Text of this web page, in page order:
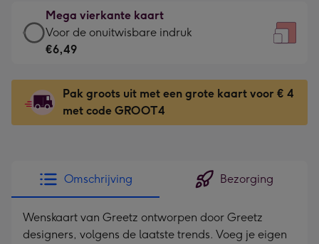
kleine
gelukwens
-
130
x
130
mm
-
€4,79
-
Meest
-
Dimensions:
167
mm
Mega vierkante kaart
Mega
vierkante
-
€6,49
-
indruk
-
Dimensions:
240
Voor de onuitwisbare indruk
€6,49
Pak groots uit met een grote kaart voor € 4
met code GROOT4
Omschrijving Bezorging
Wenskaart van Greetz ontworpen door Greetz
designers, volgens de laatste trends. Voeg je eigen